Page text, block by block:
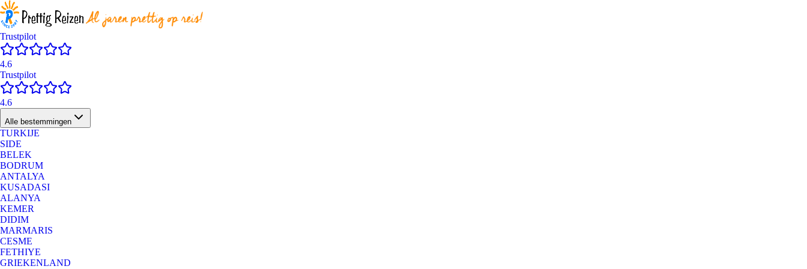
Trustpilot
4.6
Trustpilot
4.6
Alle bestemmingen
TURKIJE
SIDE
BELEK
BODRUM
ANTALYA
KUSADASI
ALANYA
KEMER
DIDIM
MARMARIS
CESME
FETHIYE
GRIEKENLAND